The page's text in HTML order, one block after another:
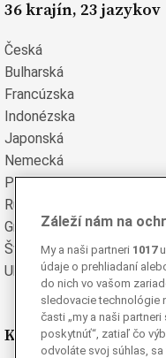
36 krajín, 23 jazykov
Česká
Bulharská
Francúzska
Indonézska
Japonská
Nemecká
Poľská
Rumunská
Grécka
Švédska
Ukrajinská
Kde nás nájdete
Záleží nám na
My a naši partneri 1017
údaje o prehliadaní
do nich vo vašom
sledovacie technológie
časti „my a naši
poskytnúť“, zatiaľ čo
odvoláte svoj súhlas,